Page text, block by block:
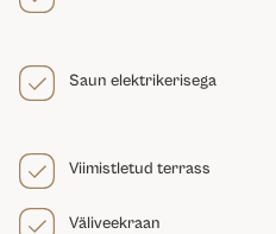
Saun elektrikerisega
Viimistletud terrass
Väliveekraan